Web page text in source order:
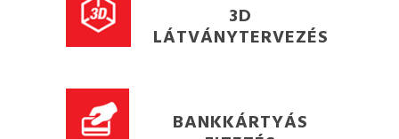
3D
LÁTVÁNYTERVEZÉS
BANKKÁRTYÁS